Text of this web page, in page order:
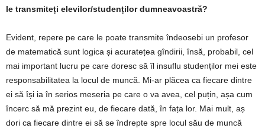
le transmiteți elevilor/studenților dumneavoastră?
Evident, repere pe care le poate transmite îndeosebi un profesor
de matematică sunt logica și acuratețea gîndirii, însă, probabil, cel
mai important lucru pe care doresc să îl insuflu studenților mei este
responsabilitatea la locul de muncă. Mi-ar plăcea ca fiecare dintre
ei să își ia în serios meseria pe care o va avea, cel puțin, așa cum
încerc să mă prezint eu, de fiecare dată, în fața lor. Mai mult, aș
dori ca fiecare dintre ei să se îndrepte spre locul său de muncă